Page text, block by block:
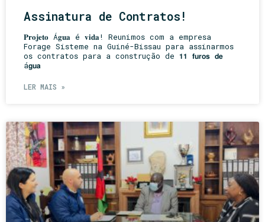
Assinatura de Contratos!
𝐏𝐫𝐨𝐣𝐞𝐭𝐨 Á𝐠𝐮𝐚 é 𝐯𝐢𝐝𝐚! Reunimos com a empresa
Forage Sisteme na Guiné-Bissau para assinarmos
os contratos para a construção de 𝟭𝟭 𝗳𝘂𝗿𝗼𝘀 𝗱𝗲
á𝗴𝘂𝗮
LER MAIS »